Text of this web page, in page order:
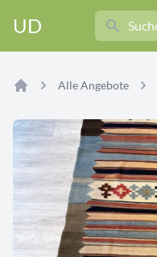
UD
Search
Alle Angebote